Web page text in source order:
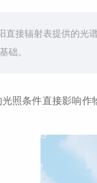
直接辐射表提供的光
础。
条件直接影响作物